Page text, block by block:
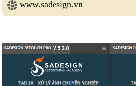
www.sadesign.vn